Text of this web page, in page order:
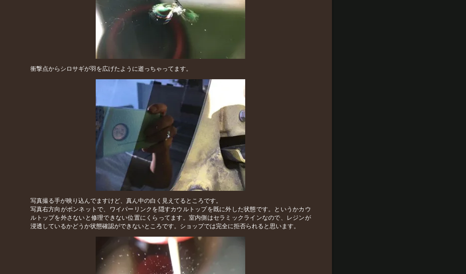
衝撃点からシロサギが羽を広げたように逝っちゃってます。
写真撮る手が映り込んでますけど、真ん中の白く見えてるところです。
写真右方向がボンネットで、ワイパーリンクを隠すカウルトップを既に外した状態です。というかカウ
ルトップを外さないと修理できない位置にくらってます。室内側はセラミックラインなので、レジンが
浸透しているかどうか状態確認ができないところです。ショップでは完全に拒否られると思います。